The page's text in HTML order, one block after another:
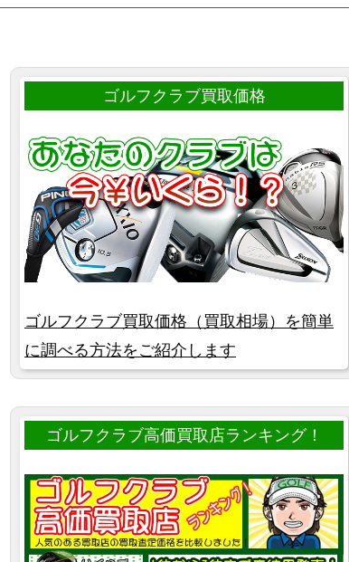
ゴルフクラブ買取価格
ゴルフクラブ買取価格（買取相場）を簡単
に調べる方法をご紹介します
ゴルフクラブ高価買取店ランキング！